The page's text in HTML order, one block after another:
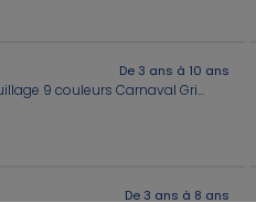
De 3 ans à 10 ans
Palette de maquillage 9 couleurs Carnaval Grim’tout
De 3 ans à 8 ans